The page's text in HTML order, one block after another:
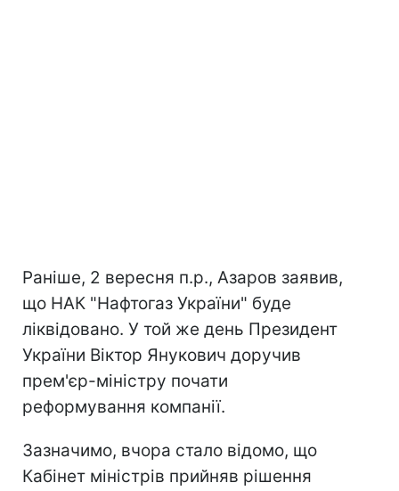
Раніше, 2 вересня п.р., Азаров заявив,
що НАК "Нафтогаз України" буде
ліквідовано. У той же день Президент
України Віктор Янукович доручив
прем'єр-міністру почати
реформування компанії.
Зазначимо, вчора стало відомо, що
Кабінет міністрів прийняв рішення